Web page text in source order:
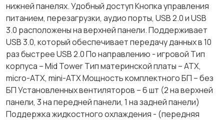
нижней панелях. Удобный доступ Кнопка управления
питанием, перезагрузки, аудио порты, USB 2.0 и USB
3.0 расположены на верхней панели. Поддерживает
USB 3.0, который обеспечивает передачу данных в 10
раз быстрее USB 2.0 По направлению - игровой Тип
корпуса – Mid Tower Тип материнской платы – ATX,
micro-ATX, mini-ATX Мощность комплектного БП – без
БП Установленных вентиляторов – 6 шт (2 на верхней
панели, 3 на передней панели, 1 на задней панели)
Поддержка жидкостного охлаждения - (передняя